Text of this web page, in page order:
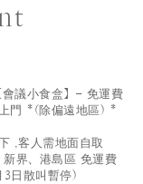
會議小食盒】- 免運費
門 *(除偏遠地區) *
,客人需地面自取
新界、港島區 免運費
日散叫暫停)